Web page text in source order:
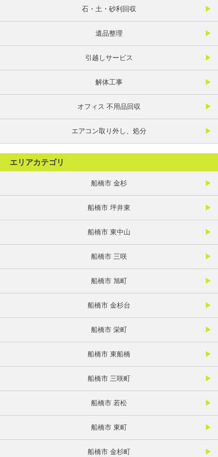
石・土・砂利回収
遺品整理
引越しサービス
解体工事
オフィス 不用品回収
エアコン取り外し、処分
エリアカテゴリ
船橋市 金杉
船橋市 坪井東
船橋市 東中山
船橋市 三咲
船橋市 旭町
船橋市 金杉台
船橋市 栄町
船橋市 東船橋
船橋市 三咲町
船橋市 若松
船橋市 東町
船橋市 金杉町